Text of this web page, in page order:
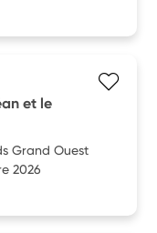
et le
Grand Ouest
2026